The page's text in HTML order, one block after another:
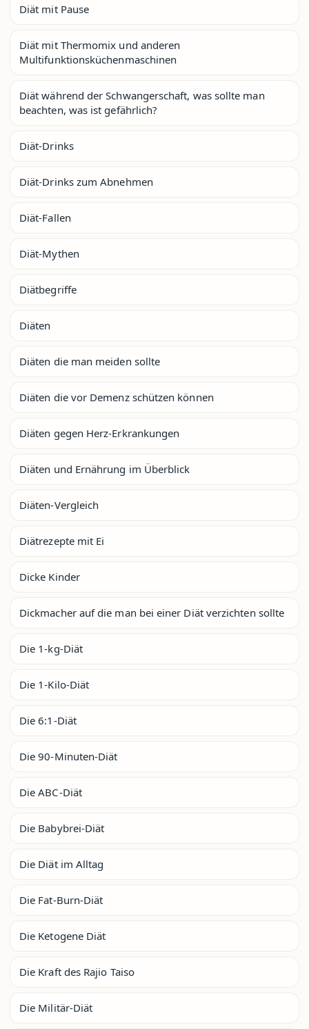
Diät mit Pause
Diät mit Thermomix und anderen
Multifunktionsküchenmaschinen
Diät während der Schwangerschaft, was sollte man
beachten, was ist gefährlich?
Diät-Drinks
Diät-Drinks zum Abnehmen
Diät-Fallen
Diät-Mythen
Diätbegriffe
Diäten
Diäten die man meiden sollte
Diäten die vor Demenz schützen können
Diäten gegen Herz-Erkrankungen
Diäten und Ernährung im Überblick
Diäten-Vergleich
Diätrezepte mit Ei
Dicke Kinder
Dickmacher auf die man bei einer Diät verzichten sollte
Die 1-kg-Diät
Die 1-Kilo-Diät
Die 6:1-Diät
Die 90-Minuten-Diät
Die ABC-Diät
Die Babybrei-Diät
Die Diät im Alltag
Die Fat-Burn-Diät
Die Ketogene Diät
Die Kraft des Rajio Taiso
Die Militär-Diät